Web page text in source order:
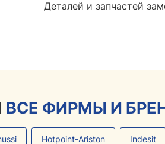
Деталей и запчастей
ВСЕ ФИРМЫ И
Hotpoint-Ariston Indesit